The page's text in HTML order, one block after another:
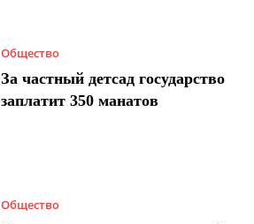
Общество
За частный детсад государство
заплатит 350 манатов
Общество